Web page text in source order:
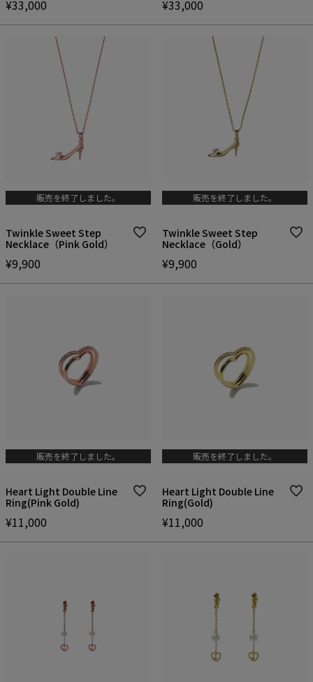
¥33,000 ¥33,000
Twinkle Sweet Step
Necklace（Pink Gold）
¥9,900
販売を終了しました。
Twinkle Sweet Step
Necklace（Gold）
¥9,900
販売を終了しました。
Heart Light Double Line
Ring(Pink Gold)
¥11,000
販売を終了しました。
Heart Light Double Line
Ring(Gold)
¥11,000
販売を終了しました。